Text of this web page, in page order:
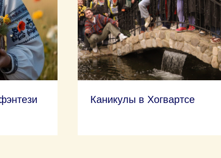
Каникулы в Хогвартсе